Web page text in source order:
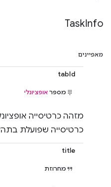
TaskInfo
מאפיינים
tabId
מספר אופציונלי
מזהה כרטיסייה
כרטיסייה שפועלת
title
מחרוזת